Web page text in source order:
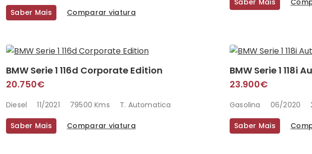
Saber Mais Comparar viatura
Saber Mais
BMW Serie 1 116d Corporate Edition
20.750€
Diesel 11/2021 79500 Kms T. Automatica
Saber Mais Comparar viatura
BMW Serie 1 118i
23.900€
Gasolina 06/2020
Saber Mais